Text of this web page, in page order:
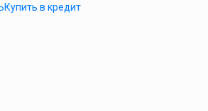
Купить в кредит